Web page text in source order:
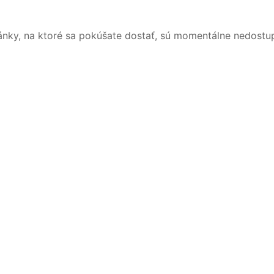
na ktoré sa pokúšate dostať, sú momentálne